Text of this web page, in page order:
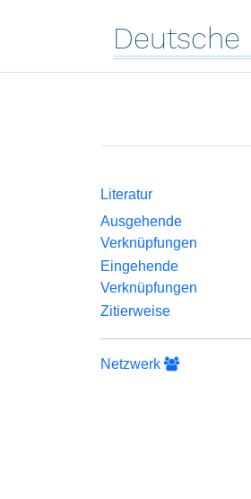
Deutsche
Literatur
Ausgehende
Verknüpfungen
Eingehende
Verknüpfungen
Zitierweise
Netzwerk